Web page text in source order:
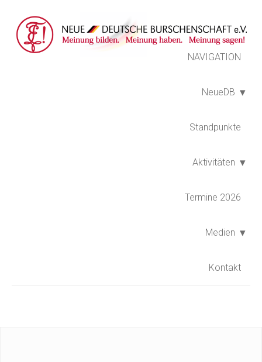
NAVIGATION
NeueDB
Standpunkte
Aktivitäten
Termine 2026
Medien
Kontakt